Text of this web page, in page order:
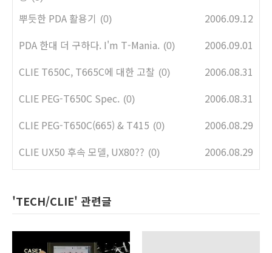
뿌듯한 PDA 활용기 (0)
2006.09.12
PDA 한대 더 구하다. I'm T-Mania. (0)
2006.09.01
CLIE T650C, T665C에 대한 고찰 (0)
2006.08.31
CLIE PEG-T650C Spec. (0)
2006.08.31
CLIE PEG-T650C(665) & T415 (0)
2006.08.29
CLIE UX50 후속 모델, UX80?? (0) 2006.08.29
'TECH/CLIE' 관련글